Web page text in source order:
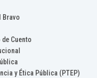
Bravo
Cuento
y Ética Pública (PTEP)